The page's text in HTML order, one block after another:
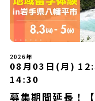
合、以下のルールに沿って
い。プログラム開催日の前
絡日：お支払いいただく旅
料・20日目-8日目：20％・
加またはプログラム開始後
どの状況等によって開催を見
は原則、開催日1週間前まで
に達しなかった場合は、開
にてご連絡いたします。・よ
から 5月14日(木) 12：00ま
ためし地域留学」ステップ
知りたい方や、お申し込み
ライン配信を行います。知
つのステップをご活用くだ
（アーカイブ動画を公開中！
りたい方へ〜日本全国20以
し地域留学」の魅力を凝縮し
す。初めての一人旅への不安
る]YouTube：https://
ている北海道大樹町へ、あ
発しませんか？ 体験のおす
定）＜１日目＞（PM）「オ
「大樹町の自然を満喫」 -
樹高校見学・寮見学」 -大
との対話「大樹町の魅力を
イーツ（PM）「大樹町の
ーSORA見学 -モデルロケッ
BBQ」 -さらに仲間や地元
市（いずみし）は、鹿児島
れない景色と、地元の人た
す。400年前から続く「武
ために築いた「出水麓（い
150軒のお屋敷のほとんど
士が歩いた道を、自分の足
セル。真っ青な海へダイブ！
い）は穏やかなリアス式海
きたい景色です。出水工業
つの学科。金属加工、電気
2026年
08月03日(月)
14:30
募集期間延長！